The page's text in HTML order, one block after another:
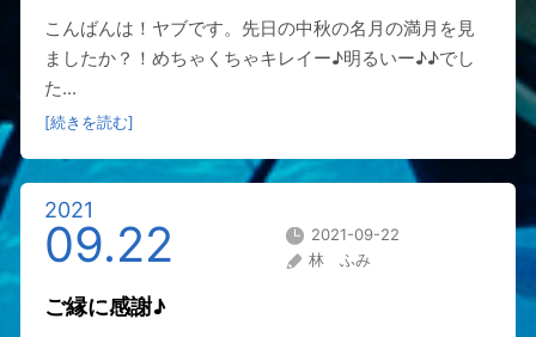
こんばんは！ヤブです。先日の中秋の名月の満月を見
ましたか？！めちゃくちゃキレイー♪明るいー♪♪でし
た...
[続きを読む]
2021
09.22
2021-09-22
林 ふみ
ご縁に感謝♪